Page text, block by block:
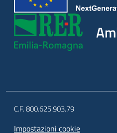
C.F. 800.625.903.79
Impostazioni cookie